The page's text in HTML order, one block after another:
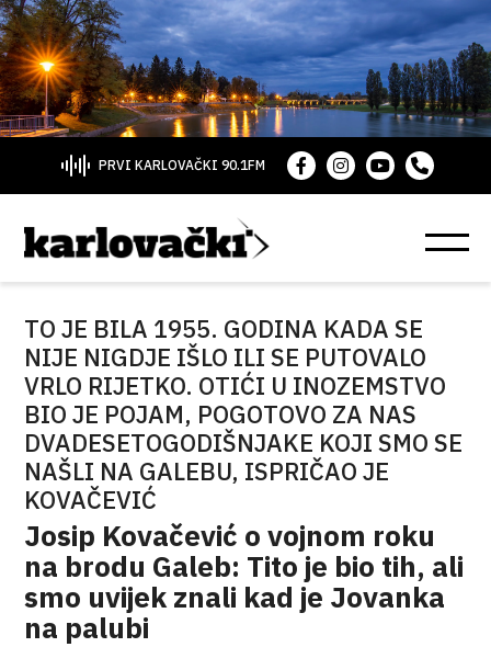
PRVI KARLOVAČKI 90.1FM
TO JE BILA 1955. GODINA KADA SE
NIJE NIGDJE IŠLO ILI SE PUTOVALO
VRLO RIJETKO. OTIĆI U INOZEMSTVO
BIO JE POJAM, POGOTOVO ZA NAS
DVADESETOGODIŠNJAKE KOJI SMO SE
NAŠLI NA GALEBU, ISPRIČAO JE
KOVAČEVIĆ
Josip Kovačević o vojnom roku
na brodu Galeb: Tito je bio tih, ali
smo uvijek znali kad je Jovanka
na palubi